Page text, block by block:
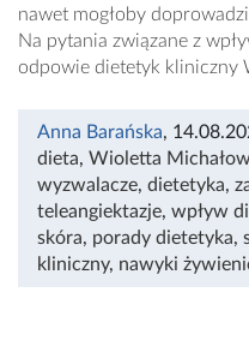
nawet mogłoby
Na pytania związane z
odpowie dietetyk kliniczny
Anna Barańska,
dieta, Wioletta
wyzwalacze, dietetyka,
teleangiektazje, wpływ
skóra, porady dietetyka,
kliniczny, nawyki